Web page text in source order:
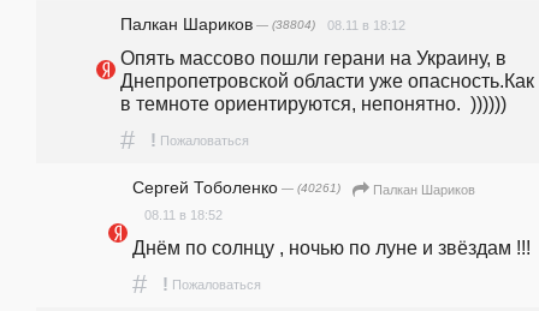
Палкан Шариков — (38804) 08.11 в 18:12
Опять массово пошли герани на Украину, в
Днепропетровской области уже
в темноте ориентируются, непонятно.  ))))))
# ! Пожаловаться
Сергей Тоболенко — (40261)
Палкан Шариков
08.11 в 18:52
Днём по солнцу , ночью по луне и звёздам !!!
# ! Пожаловаться